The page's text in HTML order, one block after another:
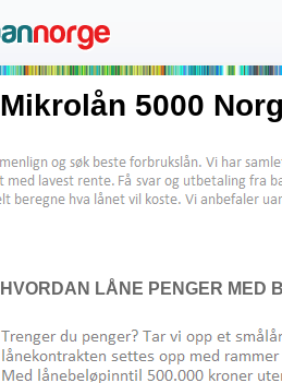
Mikrolån 5000
HVORDAN LÅNE PENGER MED